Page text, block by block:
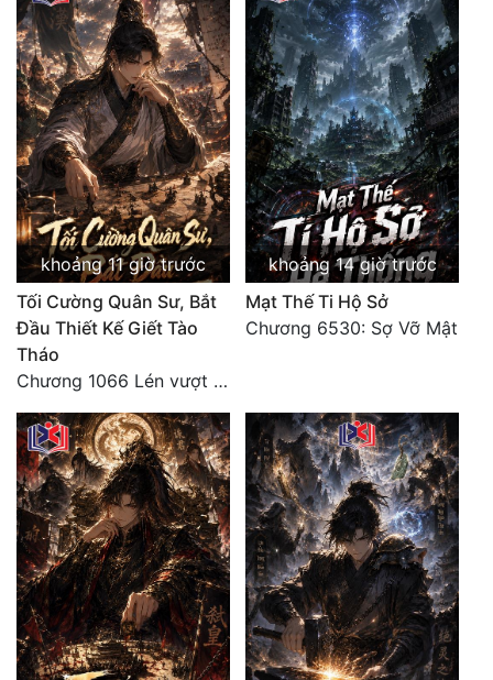
khoảng 11 giờ trước
Tối Cường Quân Sư, Bắt
Đầu Thiết Kế Giết Tào
Tháo
Chương 1066 Lén vượt Nam Bì, đánh thẳng Nghiệp Thành (2/2)
khoảng 14 giờ trước
Mạt Thế Ti Hộ Sở
Chương 6530: Sợ Vỡ Mật